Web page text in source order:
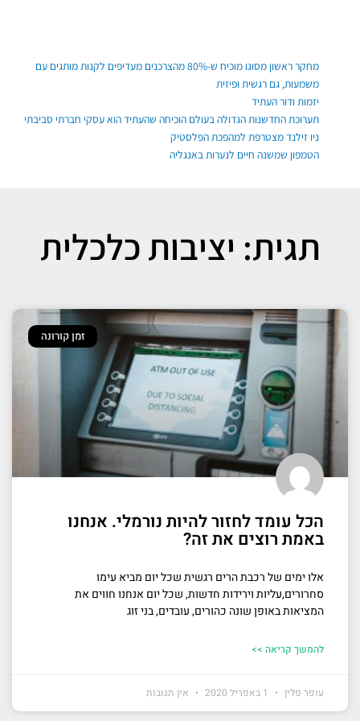
מחקר ראשון מסוגו מוכיח ש-80% מהצרכנים מעדיפים לקנות מותגים עם
משמעות, גם רגשית ופיזית
יזמות ודור העתיד
תערוכת החדשנות הגדולה בעולם הוכיחה שהעתיד הוא עסקי חברתי סביבתי
ניו זילנד מצטרפת למהפכת הפלסטיק
הטמפון שמשנה חיים לנערות באנגליה
תגית: יציבות כלכלית
זמן קורונה
הכל עומד לחזור להיות נורמלי. אנחנו
באמת רוצים את זה?
אלו ימים של רכבת הרים רגשית שכל יום מביא עימו
סחרורים,עליות וירידות חדשות, שכל יום אנחנו חווים את
המציאות באופן שונה כהורים, עובדים, בני זוג
להמשך קריאה >>
עופר פלין אין תגובות